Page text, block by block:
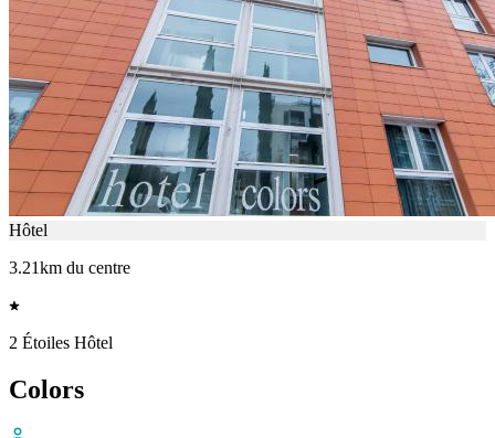
Hôtel
3.21km du centre
2 Étoiles Hôtel
Colors